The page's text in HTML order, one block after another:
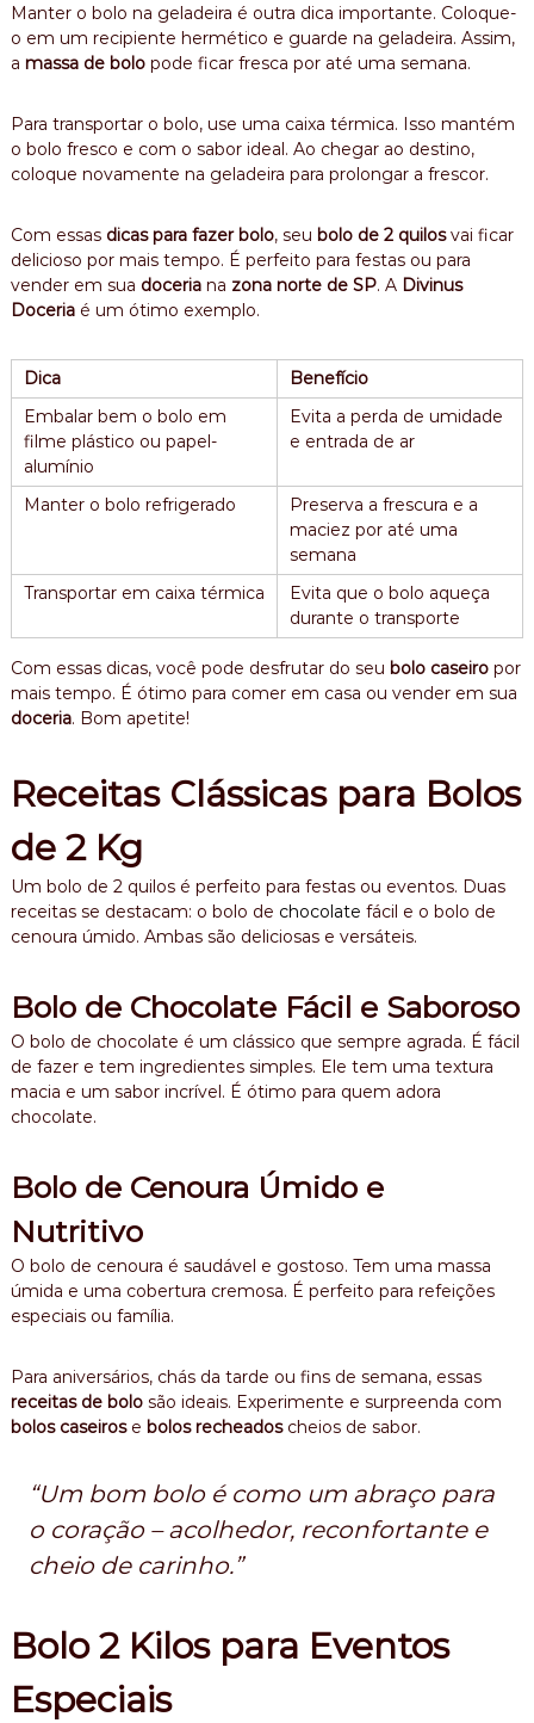
Manter o bolo na geladeira é outra dica importante. Coloque-
o em um recipiente hermético e guarde na geladeira. Assim,
a massa de bolopode ficar fresca por até uma semana.
Para transportar o bolo, use uma caixa térmica. Isso mantém
o bolo fresco e com o sabor ideal. Ao chegar ao destino,
coloque novamente na geladeira para prolongar a frescor.
Com essas dicas para fazer bolo, seu bolo de 2 quilosvai ficar
delicioso por mais tempo. É perfeito para festas ou para
vender em sua doceriana zona norte de SP. A Divinus
Doceriaé um ótimo exemplo.
Dica
Benefício
Embalar bem o bolo em
filme plástico ou papel-
alumínio
Evita a perda de umidade
e entrada de ar
Manter o bolo refrigerado
Preserva a frescura e a
maciez por até uma
semana
Transportar em caixa térmica
Evita que o bolo aqueça
durante o transporte
Com essas dicas, você pode desfrutar do seu bolo caseiropor
mais tempo. É ótimo para comer em casa ou vender em sua
doceria. Bom apetite!
Receitas Clássicas para Bolos
de 2 Kg
Um bolo de 2 quilos é perfeito para festas ou eventos. Duas
receitas se destacam: o bolo de chocolate fácil e o bolo de
cenoura úmido. Ambas são deliciosas e versáteis.
Bolo de Chocolate Fácil e Saboroso
O bolo de chocolate é um clássico que sempre agrada. É fácil
de fazer e tem ingredientes simples. Ele tem uma textura
macia e um sabor incrível. É ótimo para quem adora
chocolate.
Bolo de Cenoura Úmido e
Nutritivo
O bolo de cenoura é saudável e gostoso. Tem uma massa
úmida e uma cobertura cremosa. É perfeito para refeições
especiais ou família.
Para aniversários, chás da tarde ou fins de semana, essas
receitas de bolosão ideais. Experimente e surpreenda com
bolos caseirose bolos recheadoscheios de sabor.
“Um bom boloé como um abraço para
o coração – acolhedor, reconfortante e
cheio de carinho.”
Bolo 2 Kilos para Eventos
Especiais